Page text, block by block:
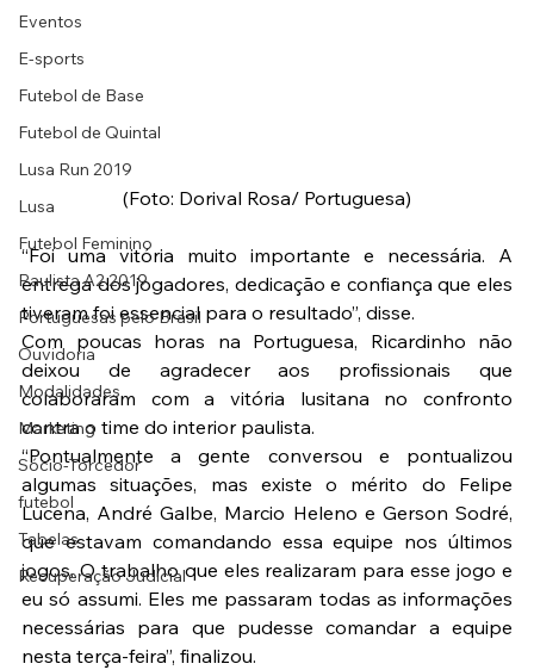
Eventos
E-sports
Futebol de Base
Futebol de Quintal
Lusa Run 2019
Lusa
Futebol Feminino
Paulista A2 2019
Portuguesas pelo Brasil
Ouvidoria
Modalidades
Marketing
Sócio-Torcedor
futebol
Tabelas
Recuperação Judicial
(Foto: Dorival Rosa/ Portuguesa)
“Foi uma vitória muito importante e necessária. A
entrega dos jogadores, dedicação e confiança que eles
tiveram foi essencial para o resultado”, disse.
Com poucas horas na Portuguesa, Ricardinho não
deixou de agradecer aos profissionais que
colaboraram com a vitória lusitana no confronto
contra o time do interior paulista.
“Pontualmente a gente conversou e pontualizou
algumas situações, mas existe o mérito do Felipe
Lucena, André Galbe, Marcio Heleno e Gerson Sodré,
que estavam comandando essa equipe nos últimos
jogos. O trabalho que eles realizaram para esse jogo e
eu só assumi. Eles me passaram todas as informações
necessárias para que pudesse comandar a equipe
nesta terça-feira”, finalizou.